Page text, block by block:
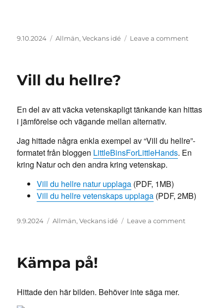
Posted
9.10.2024 Categories
Allmän,Veckans idé Leave a commenton
Vill du hellre?
En del av att väcka vetenskapligt tänkande kan hittas
i jämförelse och vägande mellan alternativ.
Jag hittade några enkla exempel av “Vill du hellre”-
formatet från bloggen LittleBinsForLittleHands. En
kring Natur och den andra kring vetenskap.
Vill du hellre natur upplaga (PDF, 1MB)
Vill du hellre vetenskaps upplaga (PDF, 2MB)
Posted
9.9.2024 Categories
Allmän,Veckans idé Leave a commenton
Kämpa på!
Hittade den här bilden. Behöver inte säga mer.